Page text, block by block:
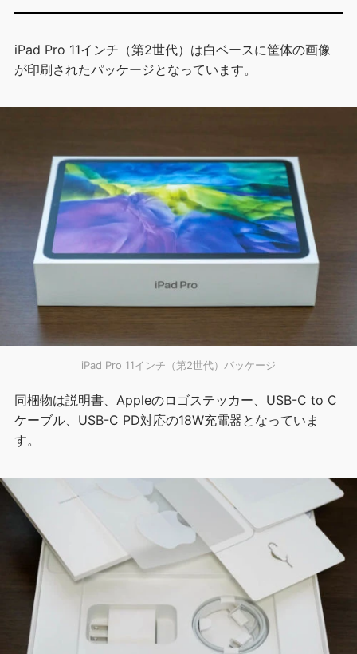
iPad Pro 11インチ（第2世代）は白ベースに筐体の画像
が印刷されたパッケージとなっています。
iPad Pro 11インチ（第2世代）パッケージ
同梱物は説明書、Appleのロゴステッカー、USB-C to C
ケーブル、USB-C PD対応の18W充電器となっていま
す。